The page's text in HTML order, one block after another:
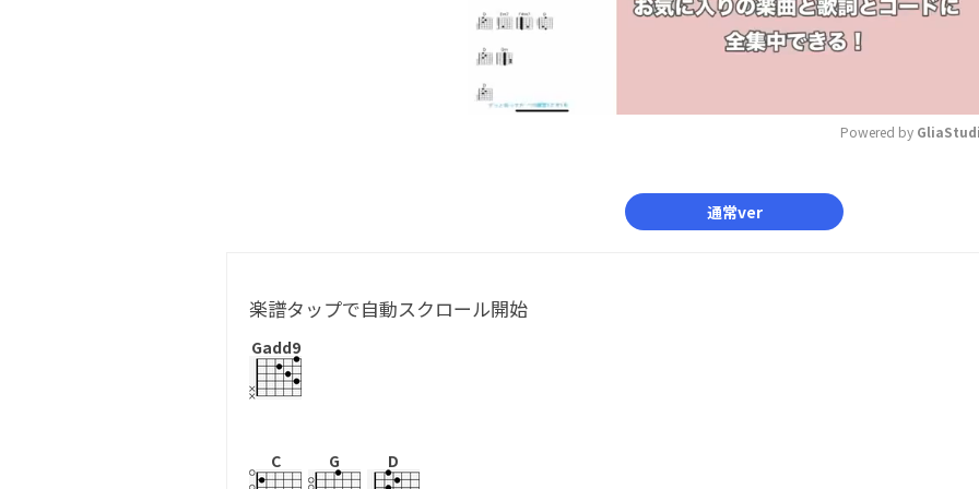
Powered by
通常ver
楽譜タップで自動スクロール開始
Gadd9
C G D